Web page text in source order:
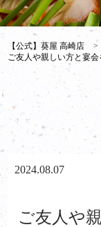
【公式】葵屋 高崎店 >
ご友人や親しい方と宴
2024.08.07
ご友人や